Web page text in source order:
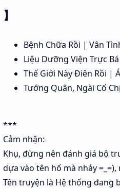
】
Bệnh Chữa Rồi | Vân
Liệu Dưỡng Viện Trực
Thế Giới Này Điên Rồi |
Tướng Quân, Ngài Cố
***
Cảm nhận:
Khụ, đừng nên đánh giá bộ
dựa vào tên hố mà nhảy
Tên truyện là Hệ thống đang